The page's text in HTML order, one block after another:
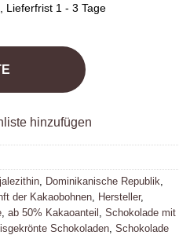
Lieferfrist 1 - 3 Tage
hinzufügen
, Dominikanische Republik,
der Kakaobohnen, Hersteller,
, ab 50% Kakaoanteil , Schokolade mit
Schokoladen, Schokolade